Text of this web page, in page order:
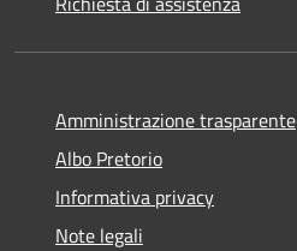
Amministrazione trasparente
Albo Pretorio
Informativa privacy
Note legali